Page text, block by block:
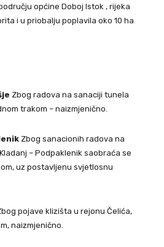
općine Doboj Istok , rijeka
i u priobalju poplavila oko 10 ha
Zbog radova na sanaciji tunela
trakom – naizmjenično.
Zbog sanacionih radova na
– Podpaklenik saobraća se
uz postavljenu svjetlosnu
pojave klizišta u rejonu Čelića,
naizmjenično.